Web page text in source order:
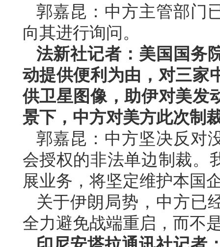
郭嘉昆：中方主管部门
向其进行询问。
法新社记者：美国国务
动提供便利为由，对三家
供卫星图像，助伊对美发
景下，中方对美方此次制
郭嘉昆：中方坚决反对
会授权的非法单边制裁。
展业务，将坚定维护本国
关于伊朗局势，中方已
全力避免战端重启，而不